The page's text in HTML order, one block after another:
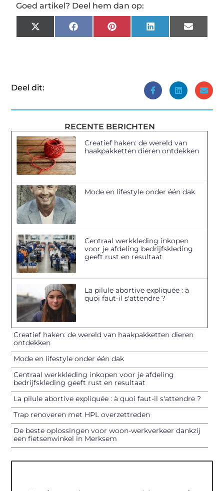
Goed artikel? Deel hem dan op:
X
(Twitter)
FacebookPinterestLinkedInEmail
Deel dit:
RECENTE BERICHTEN
Creatief haken: de wereld van
haakpakketten dieren ontdekken
Mode en lifestyle onder één dak
Centraal werkkleding inkopen
voor je afdeling bedrijfskleding
geeft rust en resultaat
La pilule abortive expliquée : à
quoi faut-il s'attendre ?
Creatief haken: de wereld van haakpakketten dieren
ontdekken
Mode en lifestyle onder één dak
Centraal werkkleding inkopen voor je afdeling
bedrijfskleding geeft rust en resultaat
La pilule abortive expliquée : à quoi faut-il s'attendre ?
Trap renoveren met HPL overzettreden
De beste oplossingen voor woon-werkverkeer dankzij
een fietsenwinkel in Merksem